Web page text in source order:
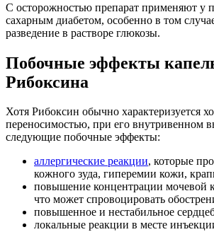
С осторожностью препарат применяют у
сахарным диабетом, особенно в том
разведение в растворе глюкозы.
Побочные эффекты
Рибоксина
Хотя Рибоксин обычно характеризуется
переносимостью, при его внутривенном
следующие побочные эффекты:
аллергические реакции, которые
кожного зуда, гиперемии кожи,
повышение концентрации мочевой
что может спровоцировать
повышенное и нестабильное
локальные реакции в месте